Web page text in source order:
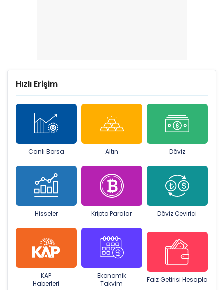
Hızlı Erişim
Canlı Borsa Altın Döviz
Hisseler Kripto Paralar Döviz Çevirici
KAP
Haberleri
Ekonomik
Takvim
Faiz Getirisi Hesapla